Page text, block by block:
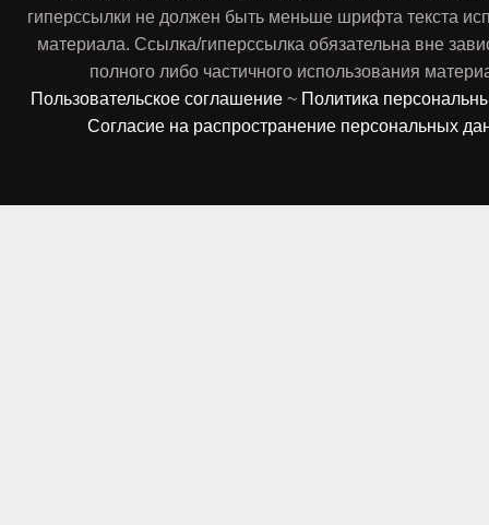
гиперссылки не должен быть меньше шрифта текста
материала. Ссылка/гиперссылка обязательна вне
полного либо частичного использования
Пользовательское соглашение ~ Политика
Согласие на распространение персональных